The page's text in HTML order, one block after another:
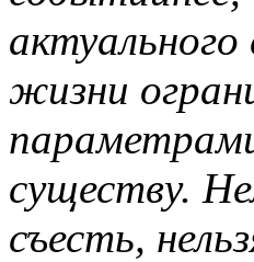
жизни
существу.
съесть,